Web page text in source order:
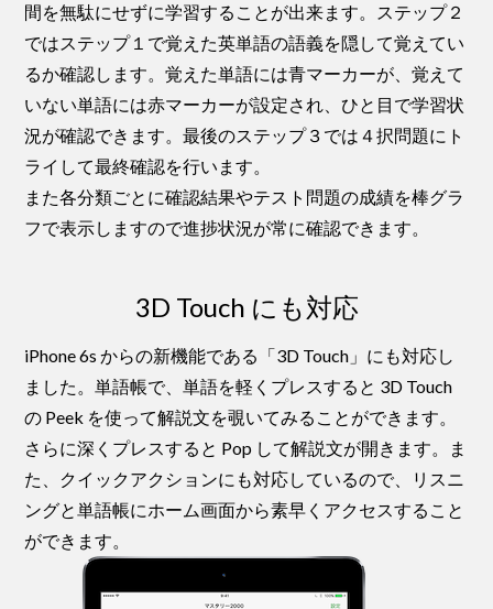
間を無駄にせずに学習することが出来ます。ステップ２
ではステップ１で覚えた英単語の語義を隠して覚えてい
るか確認します。覚えた単語には青マーカーが、覚えて
いない単語には赤マーカーが設定され、ひと目で学習状
況が確認できます。最後のステップ３では４択問題にト
ライして最終確認を行います。
また各分類ごとに確認結果やテスト問題の成績を棒グラ
フで表示しますので進捗状況が常に確認できます。
3D Touch にも対応
iPhone 6s からの新機能である「3D Touch」にも対応し
ました。単語帳で、単語を軽くプレスすると 3D Touch
の Peek を使って解説文を覗いてみることができます。
さらに深くプレスすると Pop して解説文が開きます。ま
た、クイックアクションにも対応しているので、リスニ
ングと単語帳にホーム画面から素早くアクセスすること
ができます。